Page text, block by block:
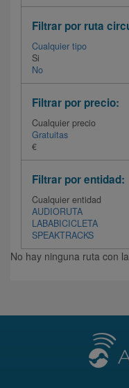
Filtrar por ruta
Cualquier tipo
Si
No
Filtrar por precio:
Cualquier precio
Gratuitas
€
Filtrar por entidad:
Cualquier entidad
AUDIORUTA
LABABICICLETA
SPEAKTRACKS
No hay ninguna ruta con